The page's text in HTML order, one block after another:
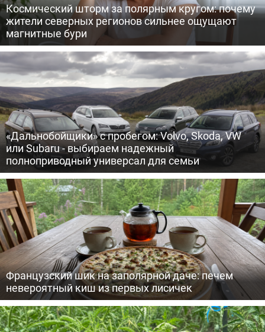
Космический шторм за полярным кругом: почему
жители северных регионов сильнее ощущают
магнитные бури
«Дальнобойщики» с пробегом: Volvo, Skoda, VW
или Subaru - выбираем надежный
полноприводный универсал для семьи
Французский шик на заполярной даче: печем
невероятный киш из первых лисичек